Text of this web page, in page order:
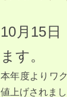
10月15日
ます。
本年度よりワ
値上げされま